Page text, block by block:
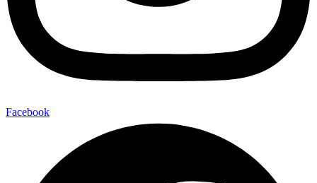
Facebook